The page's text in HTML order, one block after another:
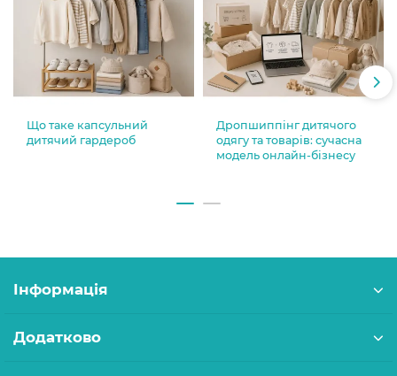
Що таке капсульний
дитячий гардероб
Дропшиппінг дитячого
одягу та товарів: сучасна
модель онлайн-бізнесу
Інформація
Додатково